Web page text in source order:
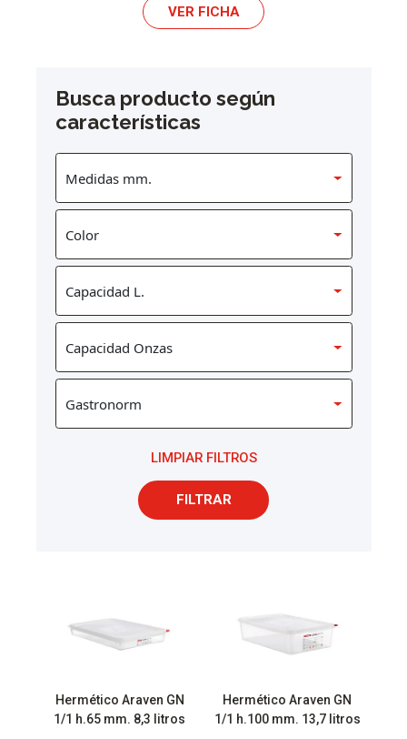
VER FICHA
Busca producto según
características
LIMPIAR FILTROS
FILTRAR
Hermético Araven GN
1/1 h.65 mm. 8,3 litros
Hermético Araven GN
1/1 h.100 mm. 13,7 litros